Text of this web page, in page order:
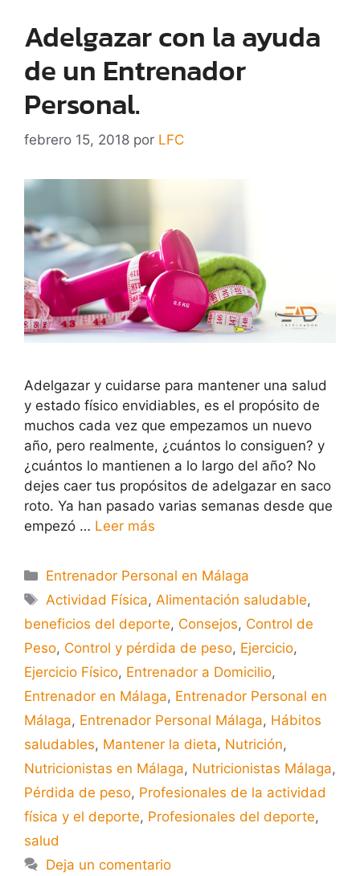
Adelgazar con la ayuda
de un Entrenador
Personal.
febrero 15, 2018 por LFC
Adelgazar y cuidarse para mantener una salud
y estado físico envidiables, es el propósito de
muchos cada vez que empezamos un nuevo
año, pero realmente, ¿cuántos lo consiguen? y
¿cuántos lo mantienen a lo largo del año? No
dejes caer tus propósitos de adelgazar en saco
roto. Ya han pasado varias semanas desde que
empezó … Leer más
Entrenador Personal en Málaga
Actividad Física,Alimentación saludable,
beneficios del deporte, Consejos, Control de
Peso, Control y pérdida de peso, Ejercicio,
Ejercicio Físico, Entrenador a Domicilio,
Entrenador en Málaga, Entrenador Personal en
Málaga, Entrenador Personal Málaga, Hábitos
saludables, Mantener la dieta, Nutrición,
Nutricionistas en Málaga, Nutricionistas Málaga,
Pérdida de peso, Profesionales de la actividad
física y el deporte, Profesionales del deporte,
salud
Deja un comentario